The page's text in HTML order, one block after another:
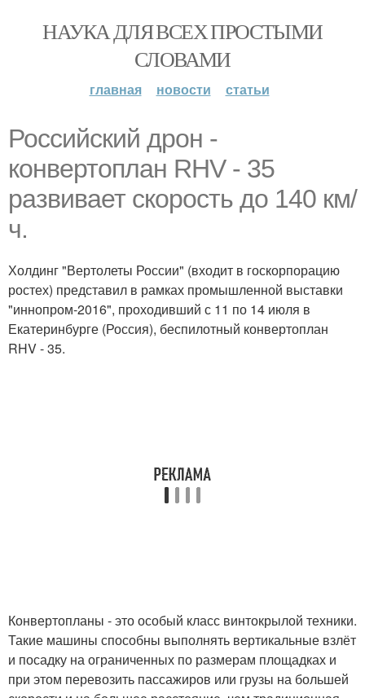
НАУКА ДЛЯ ВСЕХ ПРОСТЫМИ
СЛОВАМИ
главная новости статьи
Российский дрон -
конвертоплан RHV - 35
развивает скорость до 140 км/
ч.
Холдинг "Вертолеты России" (входит в госкорпорацию
ростех) представил в рамках промышленной выставки
"иннопром-2016", проходивший с 11 по 14 июля в
Екатеринбурге (Россия), беспилотный конвертоплан
RHV - 35.
Конвертопланы - это особый класс винтокрылой техники.
Такие машины способны выполнять вертикальные взлёт
и посадку на ограниченных по размерам площадках и
при этом перевозить пассажиров или грузы на большей